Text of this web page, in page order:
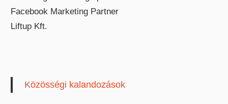
Facebook Marketing Partner
Liftup Kft.
Közösségi kalandozások